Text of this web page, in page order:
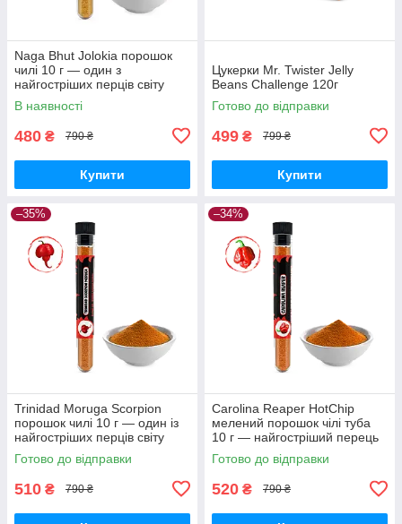
Naga Bhut Jolokia порошок
чилі 10 г — один з
найгостріших перців світу
В наявності
480 ₴ 790 ₴
Купити
Цукерки Mr. Twister Jelly
Beans Challenge 120г
Готово до відправки
499 ₴ 799 ₴
Купити
–35%
Trinidad Moruga Scorpion
порошок чилі 10 г — один із
найгостріших перців світу
Готово до відправки
510 ₴ 790 ₴
–34%
Carolina Reaper HotChip
мелений порошок чілі туба
10 г — найгостріший перець
у світі
Готово до відправки
520 ₴ 790 ₴